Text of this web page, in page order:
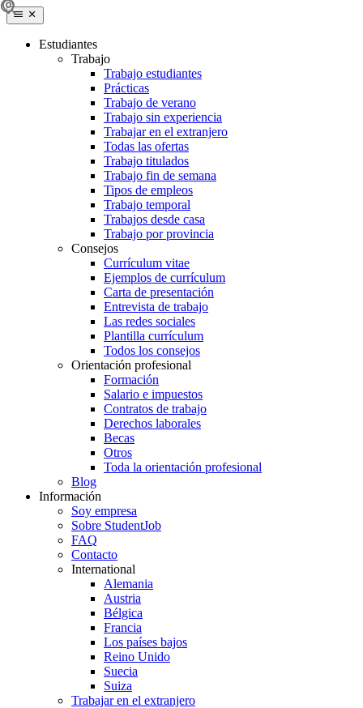
Estudiantes
Trabajo
Trabajo estudiantes
Prácticas
Trabajo de verano
Trabajo sin experiencia
Trabajar en el extranjero
Todas las ofertas
Trabajo titulados
Trabajo fin de semana
Tipos de empleos
Trabajo temporal
Trabajos desde casa
Trabajo por provincia
Consejos
Currículum vitae
Ejemplos de currículum
Carta de presentación
Entrevista de trabajo
Las redes sociales
Plantilla currículum
Todos los consejos
Orientación profesional
Formación
Salario e impuestos
Contratos de trabajo
Derechos laborales
Becas
Otros
Toda la orientación profesional
Blog
Información
Soy empresa
Sobre StudentJob
FAQ
Contacto
International
Alemania
Austria
Bélgica
Francia
Los países bajos
Reino Unido
Suecia
Suiza
Trabajar en el extranjero